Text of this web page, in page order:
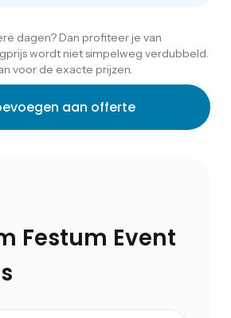
dagen? Dan profiteer je van
wordt niet simpelweg verdubbeld.
voor de exacte prijzen.
aan offerte
Festum Event